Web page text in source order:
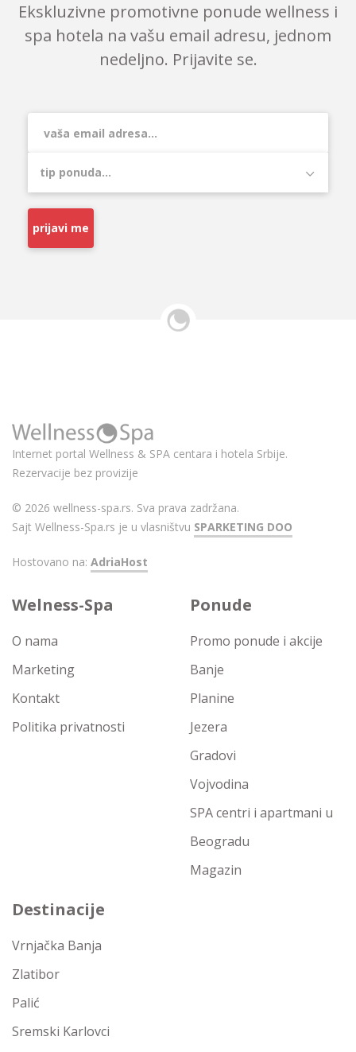
Ekskluzivne promotivne ponude wellness i
spa hotela na vašu email adresu, jednom
nedeljno. Prijavite se.
prijavi me
Internet portal Wellness & SPA centara i hotela Srbije.
Rezervacije bez provizije
© 2026 wellness-spa.rs. Sva prava zadržana.
Sajt Wellness-Spa.rs je u vlasništvu SPARKETING DOO
Hostovano na: AdriaHost
Welness-Spa
O nama
Marketing
Kontakt
Politika privatnosti
Ponude
Promo ponude i akcije
Banje
Planine
Jezera
Gradovi
Vojvodina
SPA centri i apartmani u
Beogradu
Magazin
Destinacije
Vrnjačka Banja
Zlatibor
Palić
Sremski Karlovci